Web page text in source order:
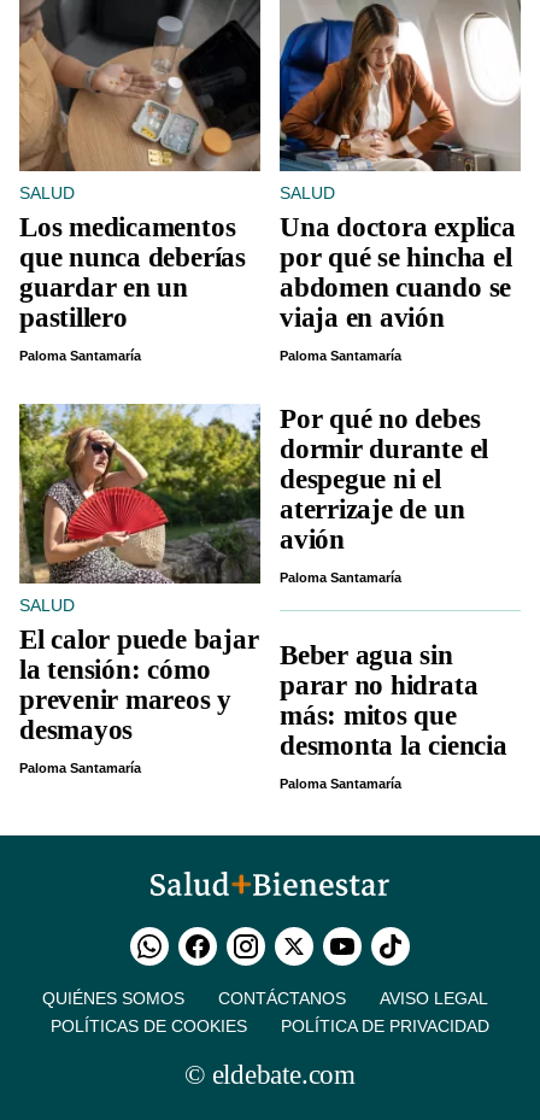
SALUD
Los medicamentos
que nunca deberías
guardar en un
pastillero
Paloma Santamaría
SALUD
Una doctora explica
por qué se hincha el
abdomen cuando se
viaja en avión
Paloma Santamaría
SALUD
El calor puede bajar
la tensión: cómo
prevenir mareos y
desmayos
Paloma Santamaría
Por qué no debes
dormir durante el
despegue ni el
aterrizaje de un
avión
Paloma Santamaría
Beber agua sin
parar no hidrata
más: mitos que
desmonta la ciencia
Paloma Santamaría
QUIÉNES SOMOS CONTÁCTANOS
AVISO LEGAL
POLÍTICAS DE COOKIES
POLÍTICA DE PRIVACIDAD
© eldebate.com